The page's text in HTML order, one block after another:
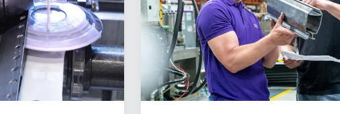
profilato